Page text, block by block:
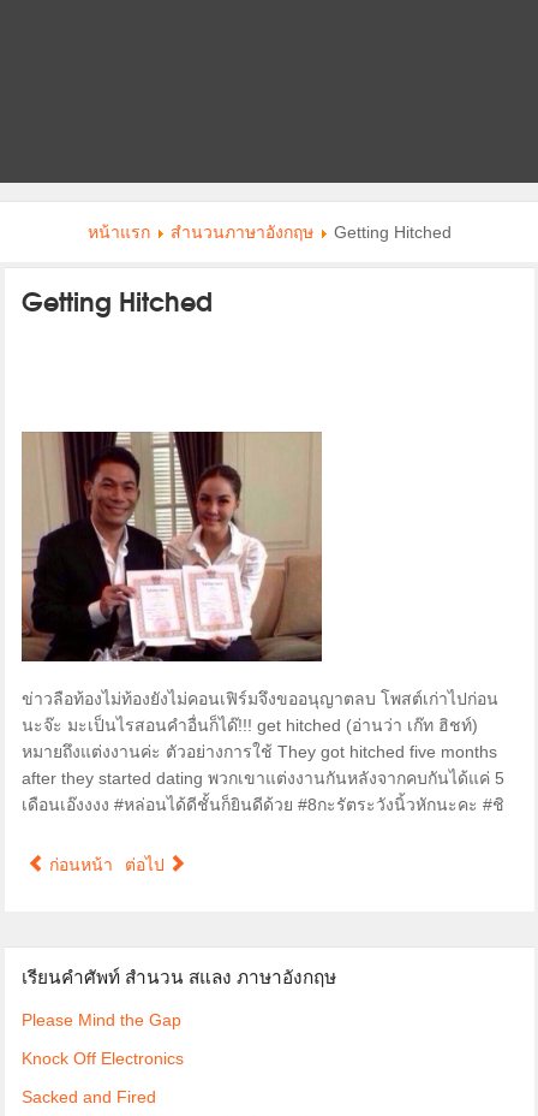
หน้าแรก สำนวนภาษาอังกฤษ Getting Hitched
Getting Hitched
ข่าวลือท้องไม่ท้องยังไม่คอนเฟิร์มจึงขออนุญาตลบ โพสต์เก่าไปก่อน
นะจ๊ะ มะเป็นไรสอนคำอื่นก็ได๊!!! get hitched (อ่านว่า เก๊ท ฮิชท์)
หมายถึงแต่งงานค่ะ ตัวอย่างการใช้ They got hitched five months
after they started dating พวกเขาแต่งงานกันหลังจากคบกันได้แค่ 5
เดือนเอ๊งงงง ‪#‎หล่อนได้ดีชั้นก็ยินดีด้วย‬ ‪#‎8กะรัตระวังนิ้วหักนะคะ‬ ‪#‎ชิ‬
ก่อนหน้า ต่อไป
เรียนคำศัพท์ สำนวน สแลง ภาษาอังกฤษ
Please Mind the Gap
Knock Off Electronics
Sacked and Fired